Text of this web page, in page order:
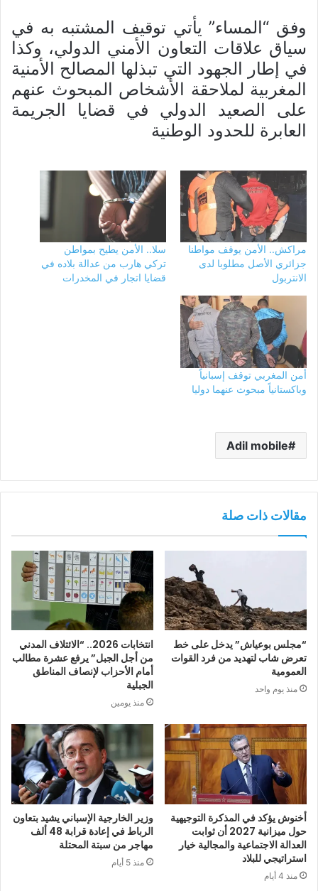
وفق “المساء” يأتي توقيف المشتبه به في
سياق علاقات التعاون الأمني الدولي، وكذا
في إطار الجهود التي تبذلها المصالح الأمنية
المغربية لملاحقة الأشخاص المبحوث عنهم
على الصعيد الدولي في قضايا الجريمة
العابرة للحدود الوطنية
مراكش.. الأمن يوقف مواطنا
جزائري الأصل مطلوبا لدى
الانتربول
سلا.. الأمن يطيح بمواطن
تركي هارب من عدالة بلاده في
قضايا اتجار في المخدرات
أمن المغربي توقف إسبانياً
وباكستانياً مبحوث عنهما دوليا
Adil mobile
مقالات ذات صلة
“مجلس بوعياش” يدخل على خط
تعرض شاب لتهديد من فرد القوات
العمومية
منذ يوم واحد
انتخابات 2026.. “الائتلاف المدني
من أجل الجبل” يرفع عشرة مطالب
أمام الأحزاب لإنصاف المناطق
الجبلية
منذ يومين
أخنوش يؤكد في المذكرة التوجيهية
حول ميزانية 2027 أن ثوابت
العدالة الاجتماعية والمجالية خيار
استراتيجي للبلاد
منذ 4 أيام
وزير الخارجية الإسباني يشيد بتعاون
الرباط في إعادة قرابة 48 ألف
مهاجر من سبتة المحتلة
منذ 5 أيام